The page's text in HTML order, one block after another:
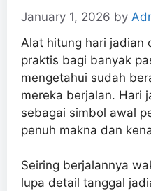
January 1, 2026 by
Alat hitung hari jadian
praktis bagi banyak
mengetahui sudah
mereka berjalan. Hari
sebagai simbol awal
penuh makna dan
Seiring berjalannya
lupa detail tanggal